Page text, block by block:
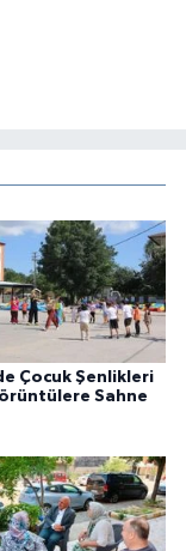
Çocuk Şenlikleri
Sahne